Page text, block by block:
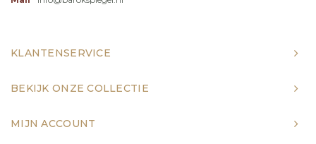
KLANTENSERVICE
BEKIJK ONZE COLLECTIE
MIJN ACCOUNT